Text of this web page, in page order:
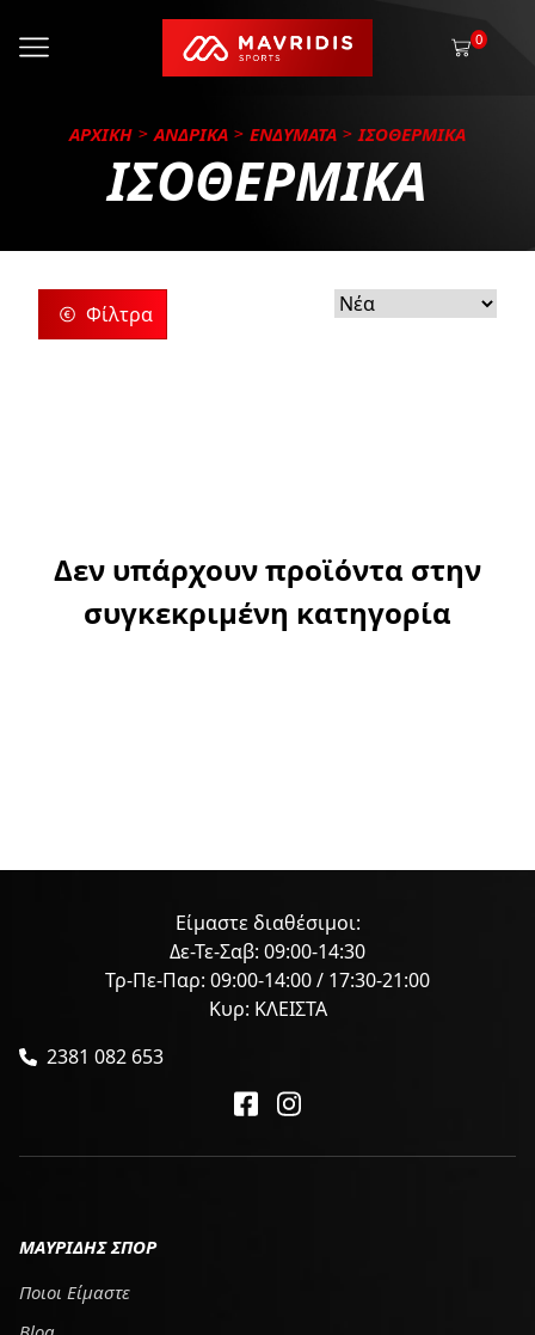
0
ΑΡΧΙΚΗ ΑΝΔΡΙΚΑ ΕΝΔΥΜΑΤΑ ΙΣΟΘΕΡΜΙΚΑ
ΙΣΟΘΕΡΜΙΚΑ
Φίλτρα
Δεν υπάρχουν προϊόντα στην
συγκεκριμένη κατηγορία
Είμαστε διαθέσιμοι:
Δε-Τε-Σαβ: 09:00-14:30
Τρ-Πε-Παρ: 09:00-14:00 / 17:30-21:00
Κυρ: ΚΛΕΙΣΤΑ
2381 082 653
ΜΑΥΡΙΔΗΣ ΣΠΟΡ
Ποιοι Είμαστε